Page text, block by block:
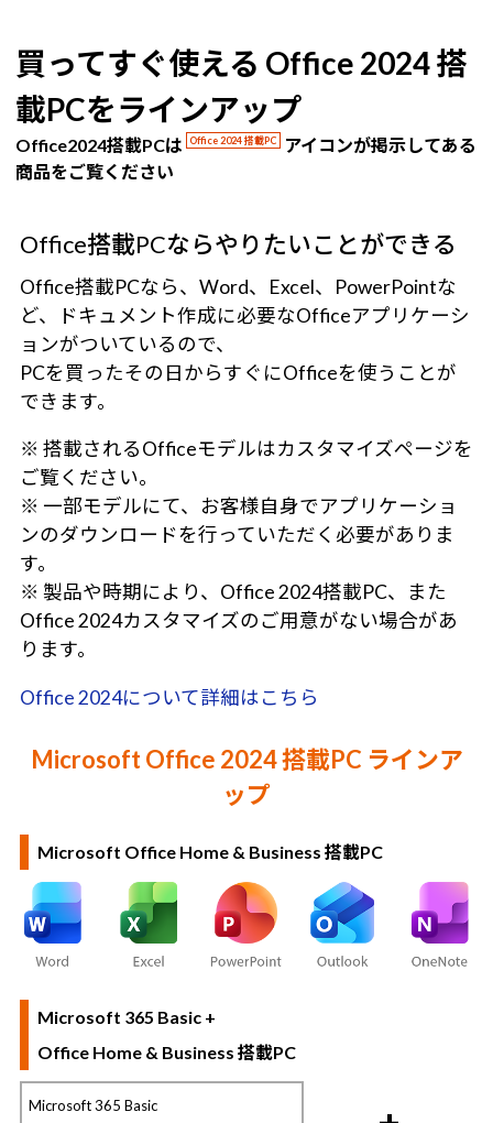
買ってすぐ使える Office 2024 搭
載PCをラインアップ
Office2024搭載PCは Office 2024 搭載PC
アイコンが掲示してある
商品をご覧ください
Office搭載PCならやりたいことができる
Office搭載PCなら、Word、Excel、PowerPointな
ど、ドキュメント作成に必要なOfficeアプリケーシ
ョンがついているので、
PCを買ったその日からすぐにOfficeを使うことが
できます。
※ 搭載されるOfficeモデルはカスタマイズページを
ご覧ください。
※ 一部モデルにて、お客様自身でアプリケーショ
ンのダウンロードを行っていただく必要がありま
す。
※ 製品や時期により、Office 2024搭載PC、また
Office 2024カスタマイズのご用意がない場合があ
ります。
Office 2024について詳細はこちら
Microsoft Office 2024 搭載PC ラインア
ップ
Microsoft Office Home & Business 搭載PC
Microsoft 365 Basic +
Office Home & Business 搭載PC
Microsoft 365 Basic